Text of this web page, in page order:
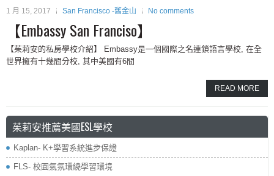
1 月 15, 2017 San Francisco -舊金山 No comments
【Embassy San Franciso】
【茱莉安的私房學校介紹】 Embassy是一個國際之名連鎖語言學校, 在全
世界擁有十幾間分校, 其中美國有6間
READ MORE
茱莉安推薦美國ESL學校
Kaplan- K+學習系統進步保證
FLS- 校園氣氛環繞學習環境